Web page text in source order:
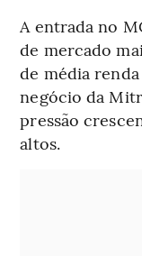
A entrada no
de mercado
de média
negócio da
pressão
altos.